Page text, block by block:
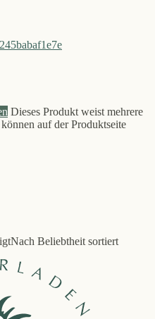
Dieses Produkt weist mehrere
auf der Produktseite
Nach Beliebtheit sortiert